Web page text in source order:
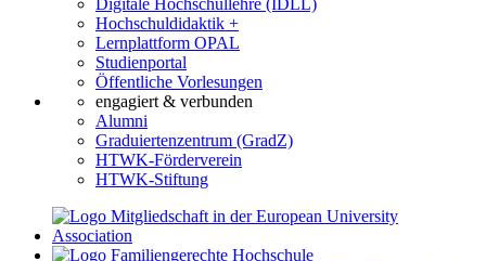
Digitale Hochschullehre (IDLL)
Hochschuldidaktik +
Lernplattform OPAL
Studienportal
Öffentliche Vorlesungen
engagiert & verbunden
Alumni
Graduiertenzentrum (GradZ)
HTWK-Förderverein
HTWK-Stiftung